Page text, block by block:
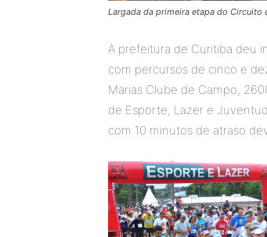
Largada da primeira etapa do Circuito
A prefeitura de Curitiba deu
com percursos de cinco e
Marias Clube de Campo,
de Esporte, Lazer e
com 10 minutos de atraso